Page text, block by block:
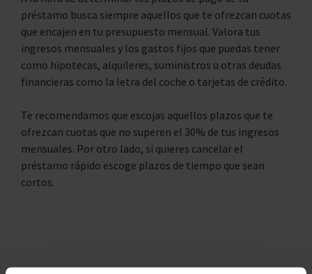
préstamo busca siempre aquellos que te ofrezcan cuotas
que encajen en tu presupuesto mensual. Valora tus
ingresos mensuales y los gastos fijos que puedas tener
como hipotecas, alquileres, suministros u otras deudas
financieras como la letra del coche o tarjetas de crédito.
Te recomendamos que escojas aquellos plazos que te
ofrezcan cuotas que no superen el 30% de tus ingresos
mensuales. Por otro lado, si quieres cancelar el
préstamo rápido escoge plazos de tiempo que sean
cortos.